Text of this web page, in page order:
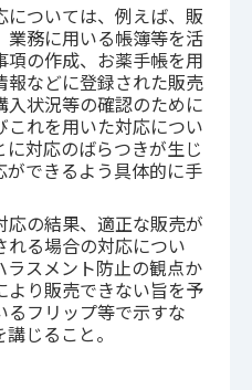
については、例えば、販
業務に用いる帳簿等を活
項の作成、お薬手帳を用
報などに登録された販売
入状況等の確認のために
これを用いた対応につい
に対応のばらつきが生じ
ができるよう具体的に手
応の結果、適正な販売が
れる場合の対応につい
ラスメント防止の観点か
より販売できない旨を予
るフリップ等で示すな
じること。